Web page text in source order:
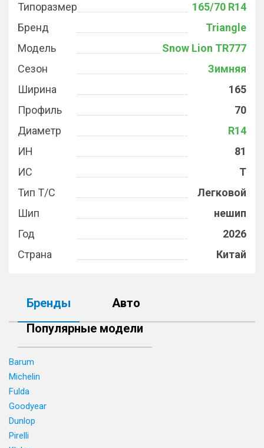
Типоразмер
165/70 R14
Бренд
Triangle
Модель
Snow Lion TR777
Сезон
Зимняя
Ширина
165
Профиль
70
Диаметр
R14
ИН
81
ИС
T
Тип Т/С
Легковой
Шип
нешип
Год
2026
Страна
Китай
Бренды
Авто
Популярные модели
Barum
Michelin
Fulda
Goodyear
Dunlop
Pirelli